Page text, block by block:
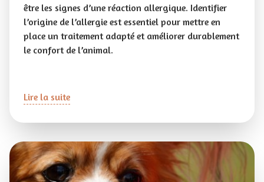
être les signes d’une réaction allergique. Identifier
l’origine de l’allergie est essentiel pour mettre en
place un traitement adapté et améliorer durablement
le confort de l’animal.
Lire la suite